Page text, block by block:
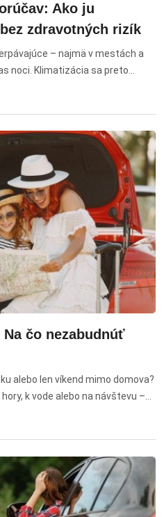
Ako ju
zdravotných rizík
– najmä v mestách a
noci. Klimatizácia sa preto
domácností. Aby vám však
zdraviu, je dôležité ju
bytu, horúčavy domácnosť,
ako schladiť byt
čo nezabudnúť
alebo len víkend mimo domova?
k vode alebo na návštevu –
ušetriť stres, čas aj
prehľad toho
do auta, cestovanie autom,
výbava pre deti do auta,